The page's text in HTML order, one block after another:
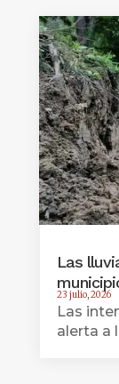
Las
23 julio, 2026
Las
alerta a